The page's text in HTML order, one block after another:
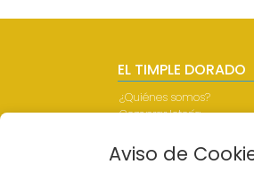
EL TIMPLE DORADO
¿Quiénes somos?
Comprar lotería
Contacto
Empresas
Aviso de